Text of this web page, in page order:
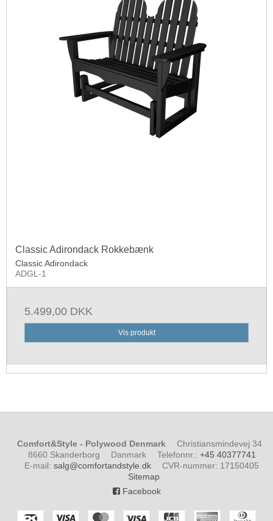
Classic Adirondack Rokkebænk
Classic Adirondack
ADGL-1
5.499,00 DKK
Vis produkt
Comfort&Style - Polywood Denmark
Christiansmindevej 34
8660 Skanderborg
Danmark Telefonnr. : +45 40377741
E-mail: salg@comfortandstyle.dk CVR-nummer: 17150405
Sitemap
Facebook